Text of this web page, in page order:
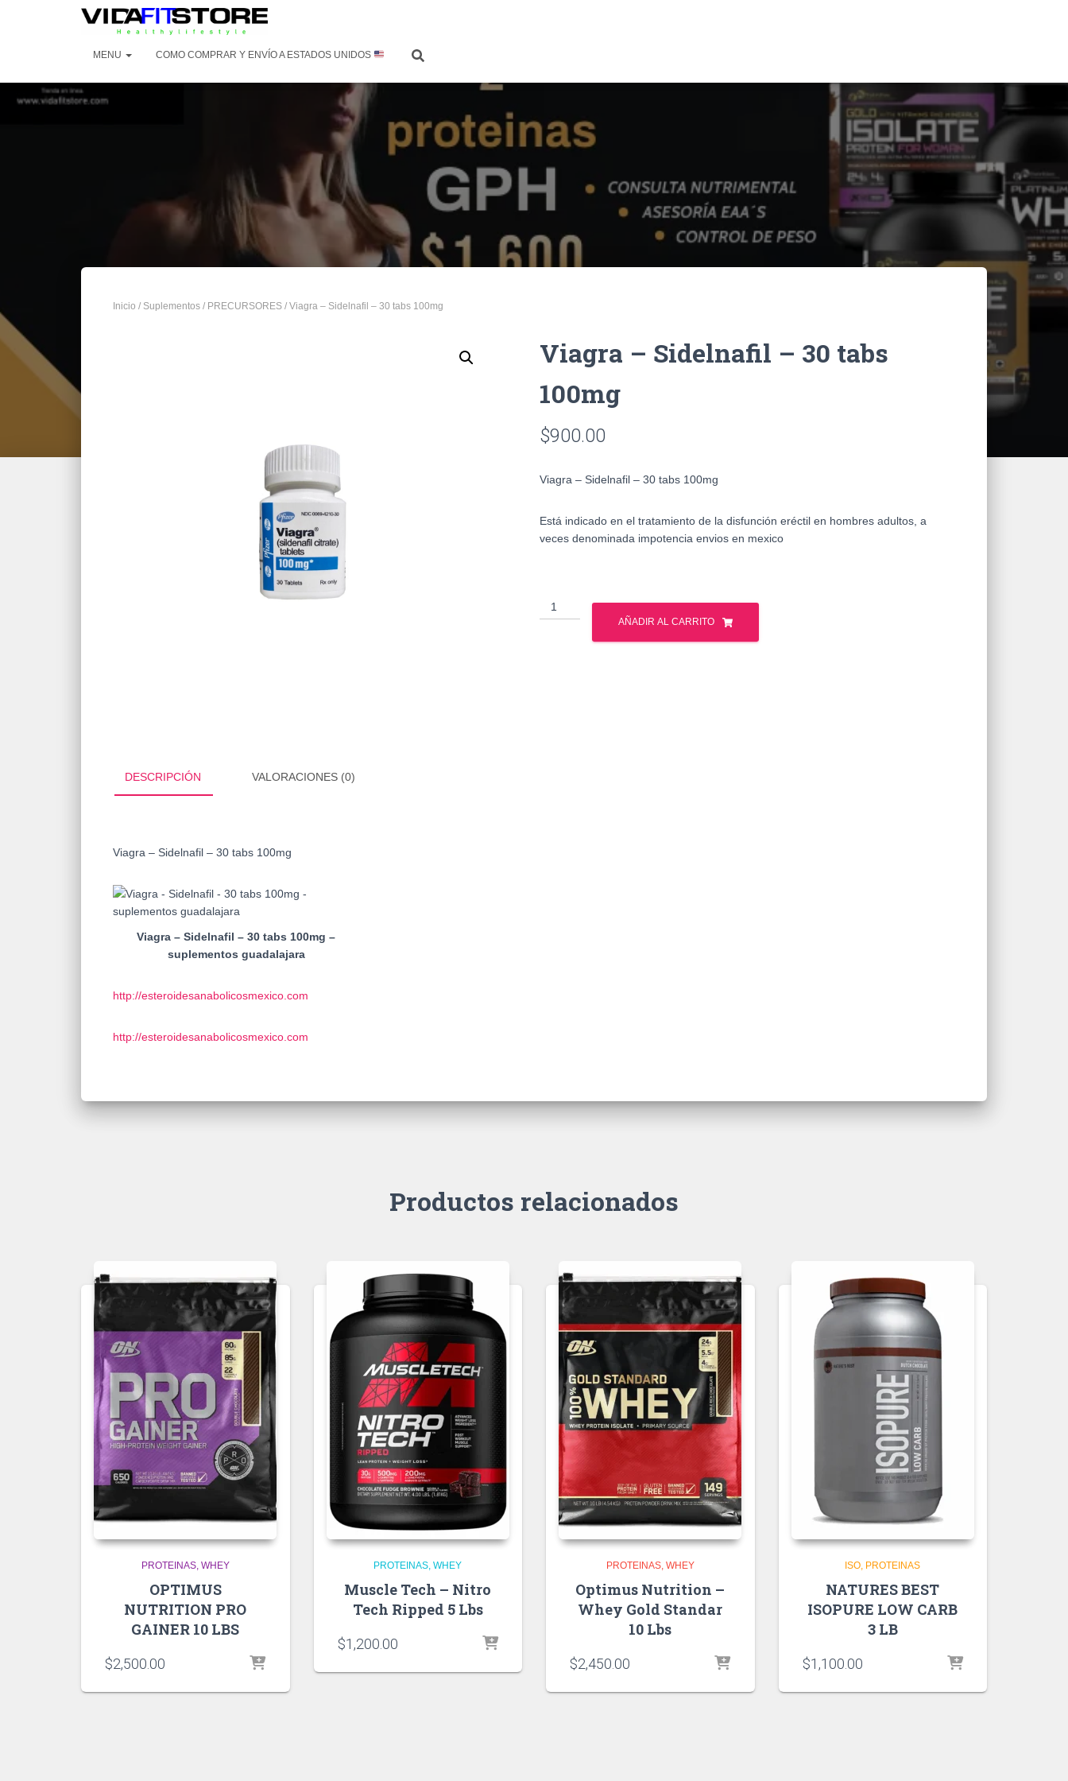
MENU COMO COMPRAR Y ENVÍO A ESTADOS UNIDOS
Inicio / Suplementos / PRECURSORES / Viagra – Sidelnafil – 30 tabs 100mg
Viagra – Sidelnafil – 30 tabs
100mg
$900.00
Viagra – Sidelnafil – 30 tabs 100mg
Está indicado en el tratamiento de la disfunción eréctil en hombres adultos, a
veces denominada impotencia envios en mexico
Viagra
-
AÑADIR AL CARRITO
DESCRIPCIÓN VALORACIONES (0)
Viagra – Sidelnafil – 30 tabs 100mg
Viagra – Sidelnafil – 30 tabs 100mg –
suplementos guadalajara
http://esteroidesanabolicosmexico.com
http://esteroidesanabolicosmexico.com
Productos relacionados
PROTEINAS WHEY
OPTIMUS
NUTRITION PRO
GAINER 10 LBS
$2,500.00
PROTEINAS WHEY
Muscle Tech – Nitro
Tech Ripped 5 Lbs
$1,200.00
PROTEINAS WHEY
Optimus Nutrition –
Whey Gold Standar
10 Lbs
$2,450.00
ISO PROTEINAS
NATURES BEST
ISOPURE LOW CARB
3 LB
$1,100.00